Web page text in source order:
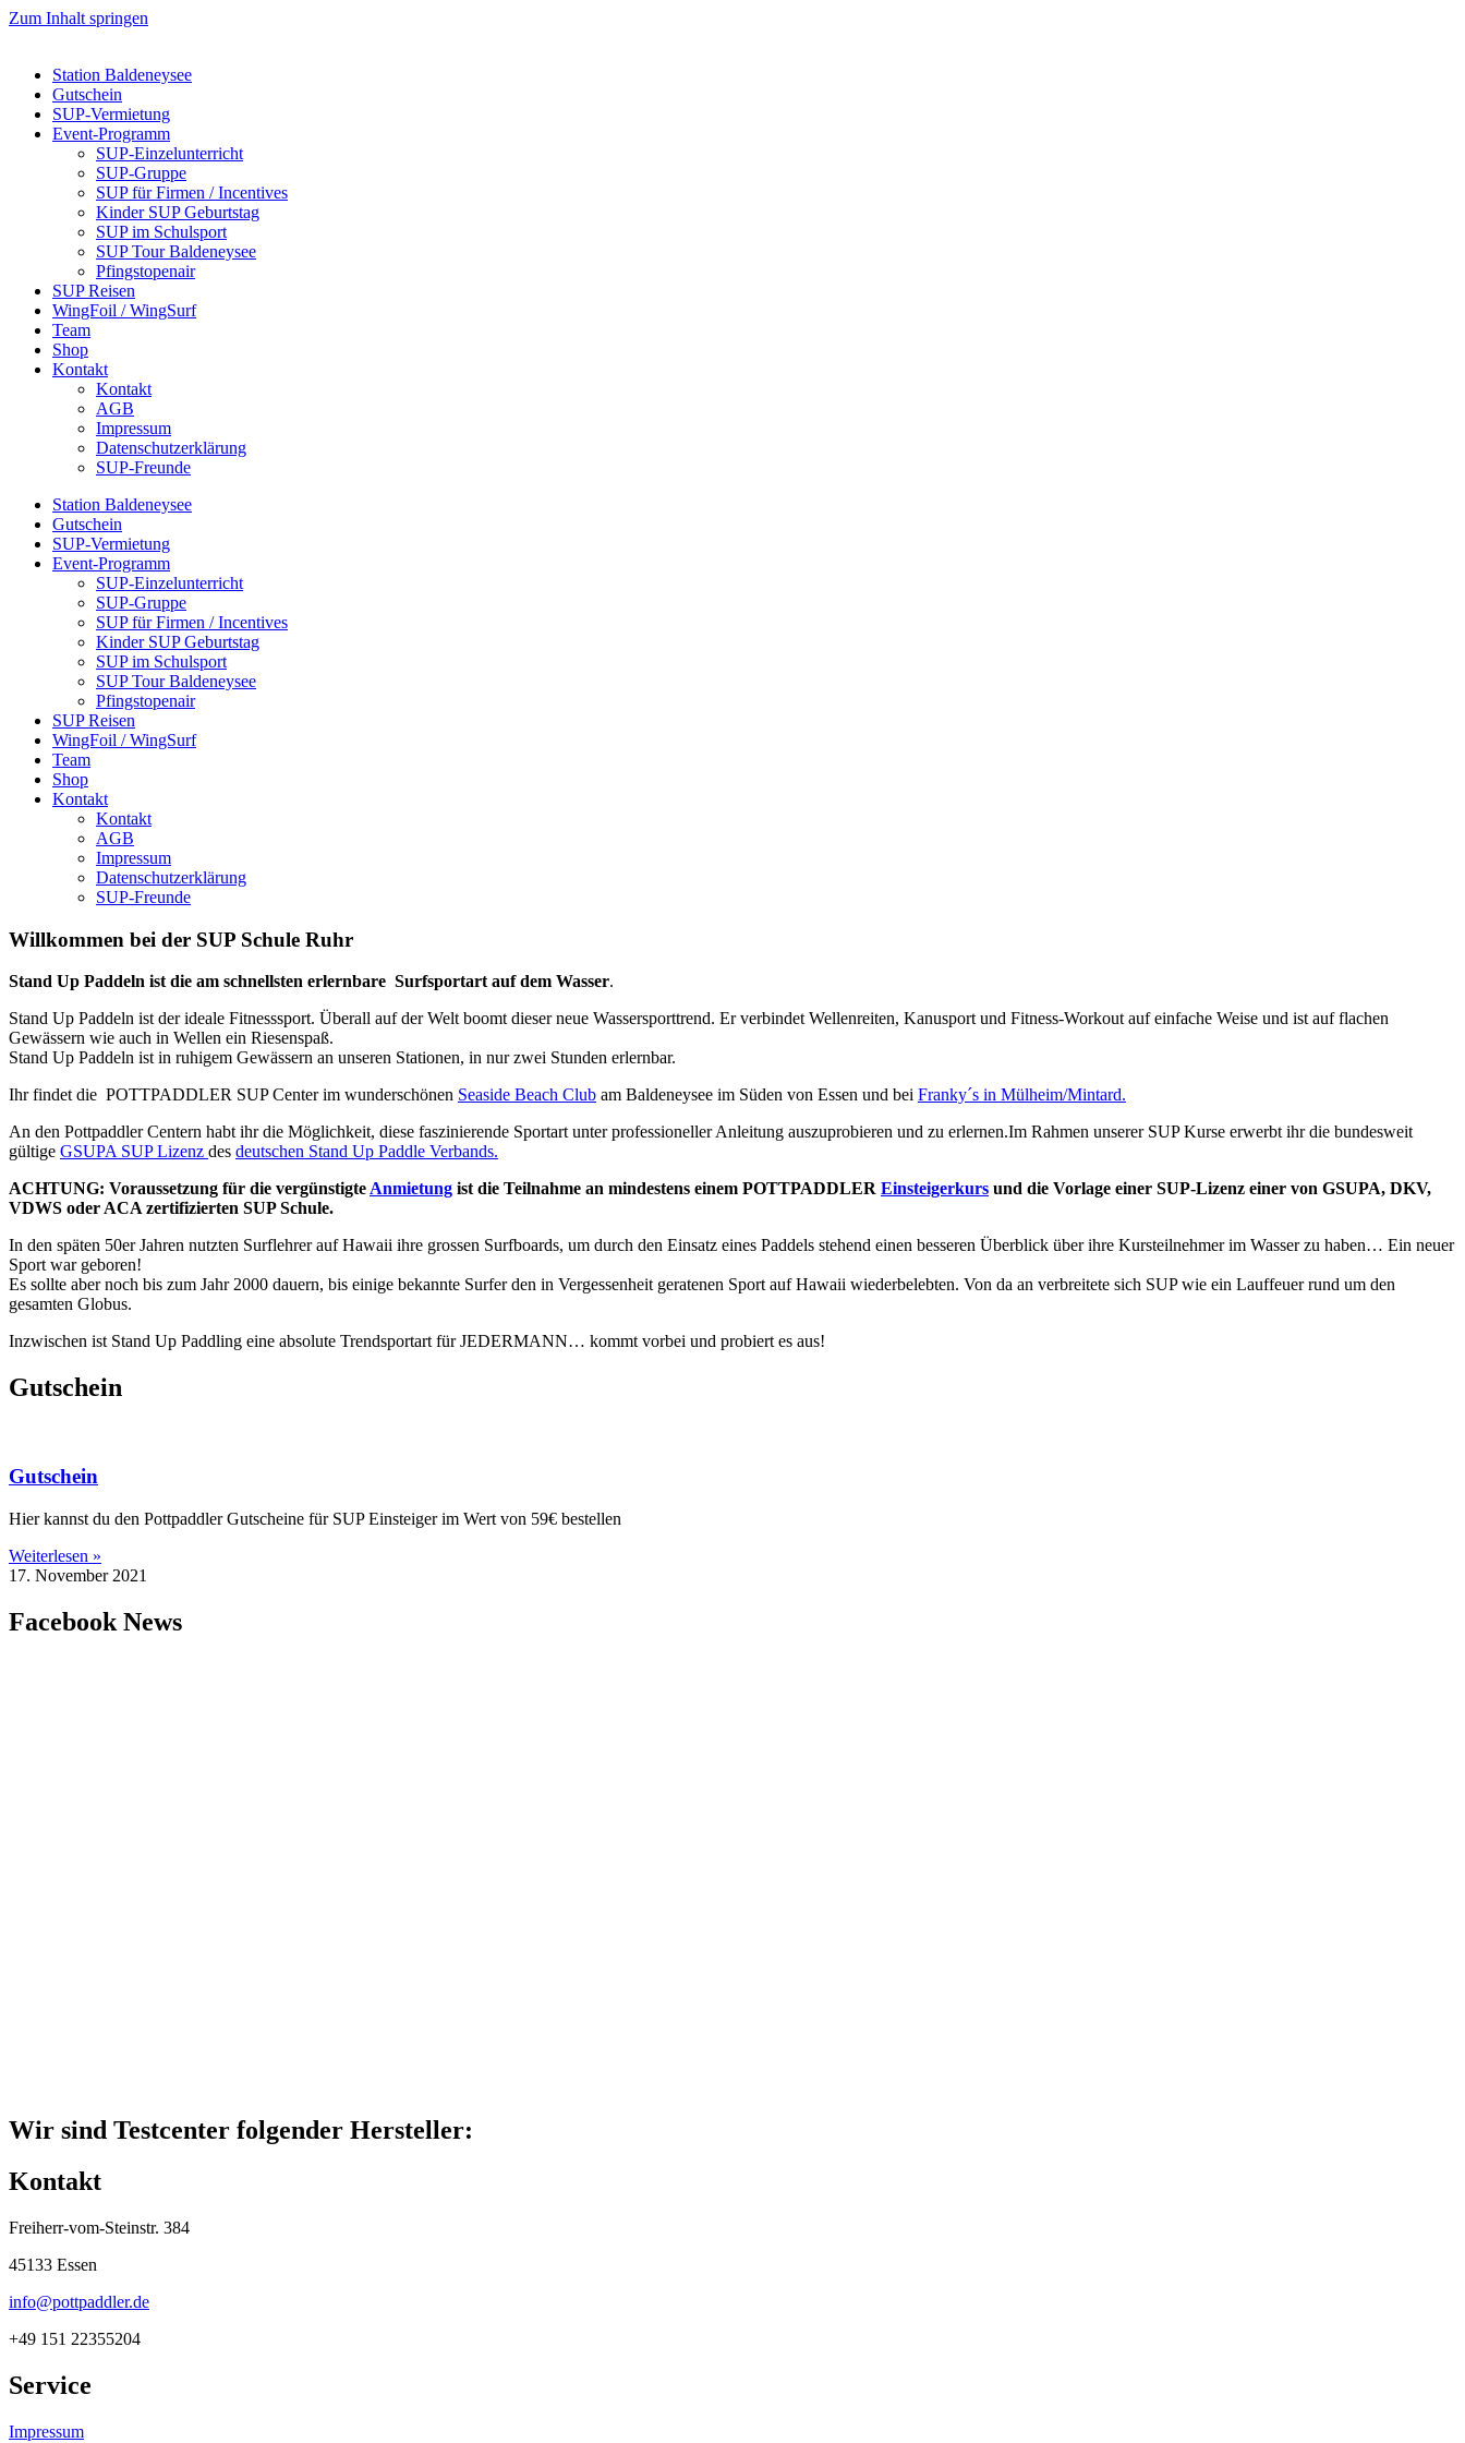
Zum Inhalt springen
Station Baldeneysee
Gutschein
SUP-Vermietung
Event-Programm
SUP-Einzelunterricht
SUP-Gruppe
SUP für Firmen / Incentives
Kinder SUP Geburtstag
SUP im Schulsport
SUP Tour Baldeneysee
Pfingstopenair
SUP Reisen
WingFoil / WingSurf
Team
Shop
Kontakt
Kontakt
AGB
Impressum
Datenschutzerklärung
SUP-Freunde
Station Baldeneysee
Gutschein
SUP-Vermietung
Event-Programm
SUP-Einzelunterricht
SUP-Gruppe
SUP für Firmen / Incentives
Kinder SUP Geburtstag
SUP im Schulsport
SUP Tour Baldeneysee
Pfingstopenair
SUP Reisen
WingFoil / WingSurf
Team
Shop
Kontakt
Kontakt
AGB
Impressum
Datenschutzerklärung
SUP-Freunde
Willkommen bei der SUP Schule Ruhr
Stand Up Paddeln ist die am schnellsten erlernbare Surfsportart auf dem Wasser.
Stand Up Paddeln ist der ideale Fitnesssport. Überall auf der Welt boomt dieser neue Wassersporttrend. Er verbindet Wellenreiten, Kanusport und Fitness-Workout auf einfache Weise und ist auf flachen
Gewässern wie auch in Wellen ein Riesenspaß.
Stand Up Paddeln ist in ruhigem Gewässern an unseren Stationen, in nur zwei Stunden erlernbar.
Ihr findet die POTTPADDLER SUP Center im wunderschönen Seaside Beach Club am Baldeneysee im Süden von Essen und bei Franky´s in Mülheim/Mintard.
An den Pottpaddler Centern habt ihr die Möglichkeit, diese faszinierende Sportart unter professioneller Anleitung auszuprobieren und zu erlernen.Im Rahmen unserer SUP Kurse erwerbt ihr die bundesweit
gültige GSUPA SUP Lizenz des deutschen Stand Up Paddle Verbands.
ACHTUNG: Voraussetzung für die vergünstigteAnmietung ist die Teilnahme an mindestens einem POTTPADDLER Einsteigerkurs und die Vorlage einer SUP-Lizenz einer von GSUPA, DKV,
VDWS oder ACA zertifizierten SUP Schule.
In den späten 50er Jahren nutzten Surflehrer auf Hawaii ihre grossen Surfboards, um durch den Einsatz eines Paddels stehend einen besseren Überblick über ihre Kursteilnehmer im Wasser zu haben… Ein neuer
Sport war geboren!
Es sollte aber noch bis zum Jahr 2000 dauern, bis einige bekannte Surfer den in Vergessenheit geratenen Sport auf Hawaii wiederbelebten. Von da an verbreitete sich SUP wie ein Lauffeuer rund um den
gesamten Globus.
Inzwischen ist Stand Up Paddling eine absolute Trendsportart für JEDERMANN… kommt vorbei und probiert es aus!
Gutschein
Gutschein
Hier kannst du den Pottpaddler Gutscheine für SUP Einsteiger im Wert von 59€ bestellen
Weiterlesen »
17. November 2021
Facebook News
Wir sind Testcenter folgender Hersteller:
Kontakt
Freiherr-vom-Steinstr. 384
45133 Essen
info@pottpaddler.de
+49 151 22355204
Service
Impressum